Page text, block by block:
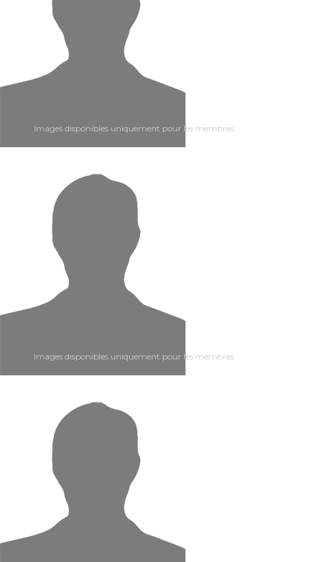
Images disponibles uniquement pour les membres
Images disponibles uniquement pour les membres